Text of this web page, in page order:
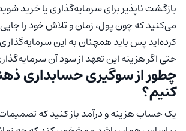
بازگشت ناپذیر برای سرمایه‌گذاری یا خرید
می‌کنید که چون پول، زمان و تلاش خود را
کرده‌اید پس باید همچنان به این
حتی اگر هزینه این تعهد از سود آن
چطور از سوگیری حسابداری
کنیم؟
یک حساب هزینه و درآمد باز کنید که